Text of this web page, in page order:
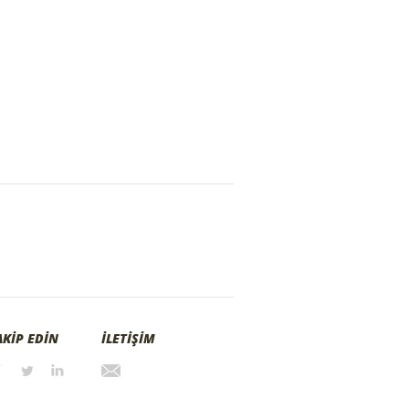
EDİN İLETİŞİM